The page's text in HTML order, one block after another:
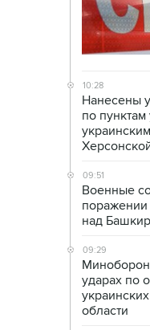
10:28
Нанесены
по
09:51
Военные
поражении
над
09:29
ударах по
области